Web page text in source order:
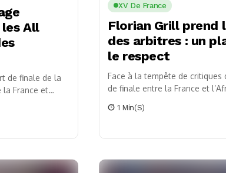
les All
de finale de la
la France et
XV De France
Florian Grill prend
des arbitres : un
le respect
Face à la tempête de critiques
de finale entre la France et
1 Min(s)